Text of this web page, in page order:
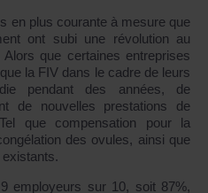
en plus courante à mesure que
ont subi une révolution au
que certaines entreprises
la FIV dans le cadre de leurs
pendant des années, de
de nouvelles prestations de
que compensation pour la
des ovules, ainsi que
employeurs sur 10, soit 87%,